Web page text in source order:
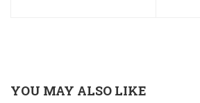
YOU MAY ALSO LIKE